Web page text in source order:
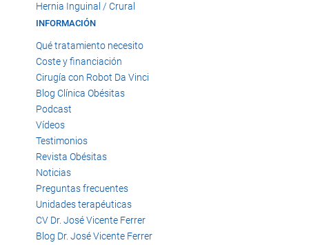
Hernia Inguinal / Crural
INFORMACIÓN
Qué tratamiento necesito
Coste y financiación
Cirugía con Robot Da Vinci
Blog Clínica Obésitas
Podcast
Vídeos
Testimonios
Revista Obésitas
Noticias
Preguntas frecuentes
Unidades terapéuticas
CV Dr. José Vicente Ferrer
Blog Dr. José Vicente Ferrer